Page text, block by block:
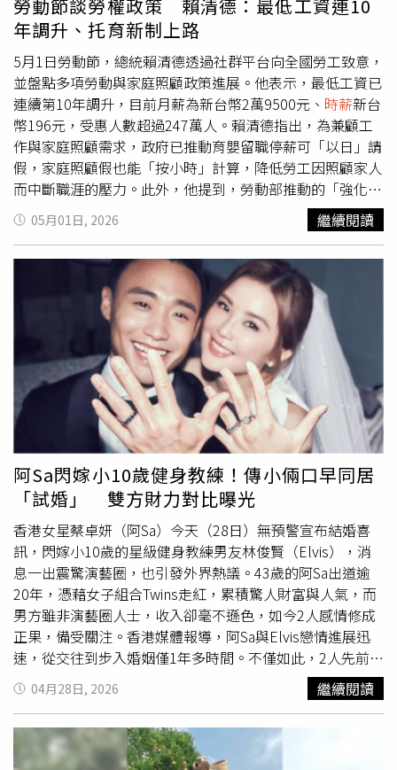
份為市場相關工作，月收入約可達11萬至12萬元。不過該
網友指出，雖然收入不低，但工時安排緊湊，幾乎沒有多餘
時間休息，且兼職普遍難以累積年資，對未來轉職可能帶來
限制。另有網友指出，兼職雖具彈性優勢，但仍需考量實務
面問題，例如收入是否具備正式扣繳憑單，否則未來申請貸
款或信用卡時，可能面臨審核困難或利率較高的情況。此
外，也有人分享自身經驗，表示曾因長期從事兼職而遭家人
質疑工作不穩定，最終轉為正職，但仍難以適應固定工時與
壓力，再度選擇較具彈性的工作模式。也有網友提到，目前
從事兼職且可居家上班，雖然生活相對輕鬆且滿意現況，但
仍承受來自家庭對於職涯穩定性的期待與壓力，對未來發展
抱持不確定感。
勞動節談勞權政策 賴清德：最低工資連10
年調升、托育新制上路
5月1日勞動節，總統賴清德透過社群平台向全國勞工致意，
並盤點多項勞動與家庭照顧政策進展。他表示，最低工資已
連續第10年調升，目前月薪為新台幣2萬9500元、 時薪新台
幣196元，受惠人數超過247萬人。賴清德指出，為兼顧工
作與家庭照顧需求，政府已推動育嬰留職停薪可「以日」請
假，家庭照顧假也能「按小時」計算，降低勞工因照顧家人
而中斷職涯的壓力。此外，他提到，勞動部推動的「強化企
業托育新制」自今日起正式上路，透過政府補助與企業共同
投入，鼓勵設置托育設施、補助托育人員薪資，並減輕家庭
托育費用負擔，同時也提高育兒補貼與放寬申請條件，協助
職業父母安心工作。賴清德強調，職場安全、勞動尊嚴與生
活照顧是政府持續努力的方向，隨著產業發展，勞動環境也
必須同步提升。他並向各行各業勞工致謝，肯定大家的付出
是台灣持續前進的重要動力。
05月01日, 2026 繼續閱讀
阿Sa閃嫁小10歲健身教練！傳小倆口早同居
「試婚」 雙方財力對比曝光
香港女星蔡卓妍（阿Sa）今天（28日）無預警宣布結婚喜
訊，閃嫁小10歲的星級健身教練男友林俊賢（Elvis），消
息一出震驚演藝圈，也引發外界熱議。43歲的阿Sa出道逾
20年，憑藉女子組合Twins走紅，累積驚人財富與人氣，而
男方雖非演藝圈人士，收入卻毫不遜色，如今2人感情修成
正果，備受關注。香港媒體報導，阿Sa與Elvis戀情進展迅
速，從交往到步入婚姻僅1年多時間。不僅如此，2人先前就
已展開同居生活「試婚」，感情相當緊密。外界關注雙方財
力差距，Elvis雖非娛樂圈人士，但在健身界頗具名氣，於中
環擔任星級私人教練，並創辦健身中心，其私人課堂時薪高
達2,000港元（約新台幣8000元），月收入接近10萬港元
（約新台幣40萬元）。此外，林俊賢對自我要求甚高，工作
04月28日, 2026 繼續閱讀